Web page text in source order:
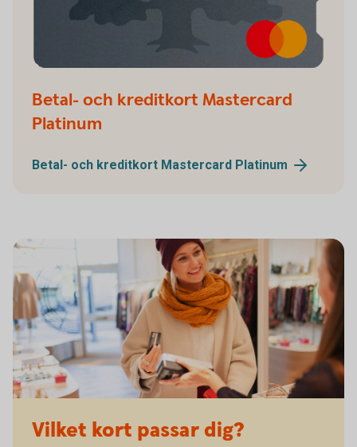
Betal- och kreditkort Mastercard
Platinum
Betal- och kreditkort Mastercard Platinum
Vilket kort passar dig?